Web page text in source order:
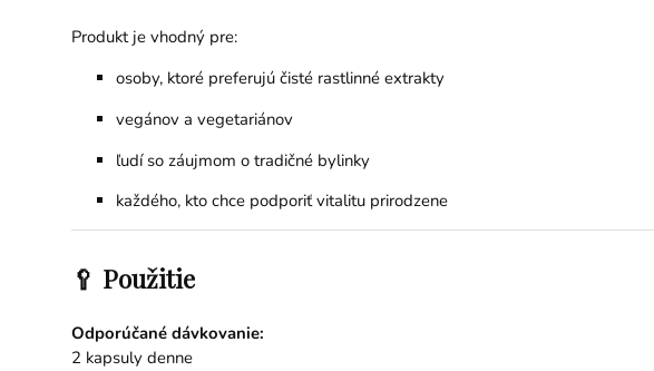
Produkt je vhodný pre:
osoby, ktoré preferujú čisté rastlinné extrakty
vegánov a vegetariánov
ľudí so záujmom o tradičné bylinky
každého, kto chce podporiť vitalitu prirodzene
🥄 Použitie
Odporúčané dávkovanie:
2 kapsuly denne